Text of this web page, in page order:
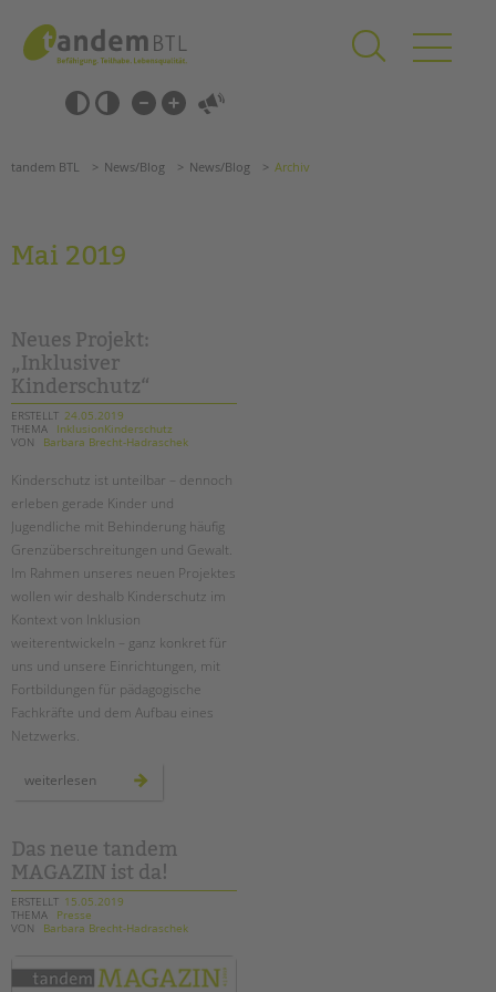
springen
Barrierefrei-
Einstellungen
überspringen
überspringen
Förderzentren
Kollegs
EFöB
Schulbezogene Sozialarbeit
Tagesgruppen
HILFEN ZUR ERZIEHUNG
EINGLIEDERUNGSHILFE
BETREUTES WOHNEN
TANDEM BTL AKADEMIE
Zertfikatskurse
Seminarkalender
Seminarräume
STADTTEILARBEIT
Bereiche im Überblick
Kinder- und Jugendschutz
Unsere Videos
schoolcoach BTL
Suchen
tandem BTL News/Blog News/Blog Archiv
Mai 2019
Neues Projekt:
„Inklusiver
Kinderschutz“
ERSTELLT 24.05.2019
THEMA
InklusionKinderschutz
VON
Barbara Brecht-Hadraschek
Kinderschutz ist unteilbar – dennoch
erleben gerade Kinder und
Jugendliche mit Behinderung häufig
Grenzüberschreitungen und Gewalt.
Im Rahmen unseres neuen Projektes
wollen wir deshalb Kinderschutz im
Kontext von Inklusion
weiterentwickeln – ganz konkret für
uns und unsere Einrichtungen, mit
Fortbildungen für pädagogische
Fachkräfte und dem Aufbau eines
Netzwerks.
weiterlesen
projekt:
Das neue tandem
MAGAZIN ist da!
ERSTELLT 15.05.2019
THEMA
Presse
VON
Barbara Brecht-Hadraschek